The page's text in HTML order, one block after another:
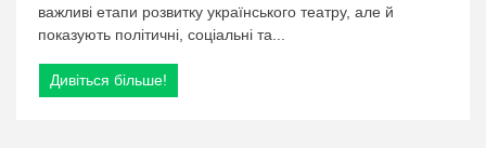
важливі етапи розвитку українського театру, але й
показують політичні, соціальні та...
Дивіться більше!